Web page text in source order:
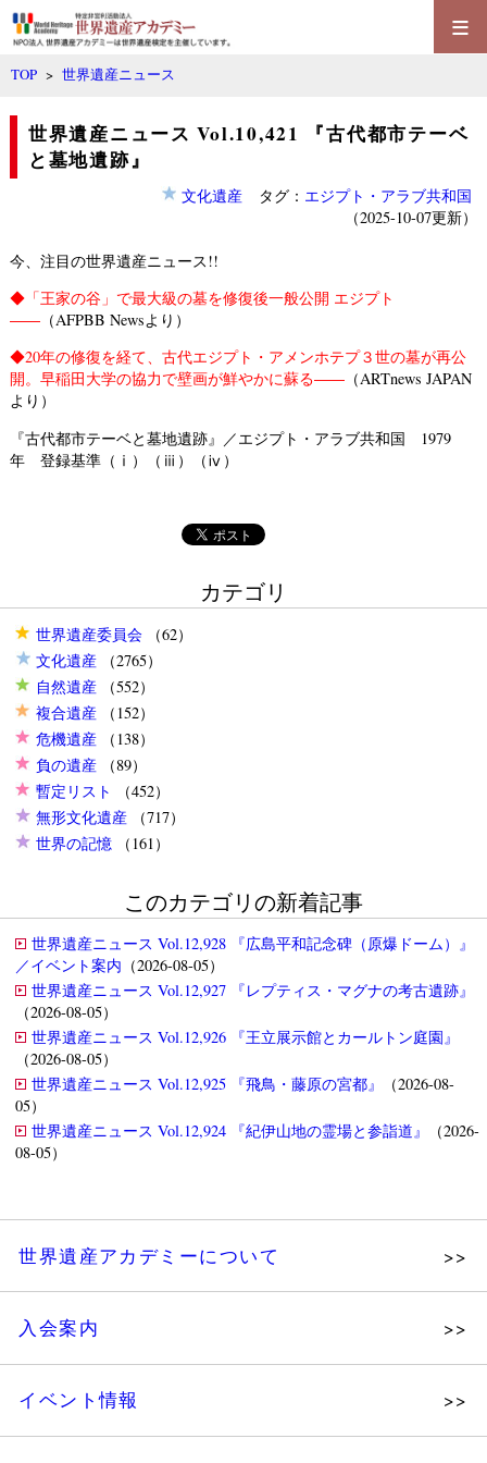
≡
TOP >世界遺産ニュース
世界遺産ニュース Vol.10,421 『古代都市テーベ
と墓地遺跡』
文化遺産タグ： エジプト・アラブ共和国
（2025-10-07更新）
今、注目の世界遺産ニュース!!
◆「王家の谷」で最大級の墓を修復後一般公開 エジプト
――（AFPBB Newsより）
◆20年の修復を経て、古代エジプト・アメンホテプ３世の墓が再公
開。早稲田大学の協力で壁画が鮮やかに蘇る――（ARTnews JAPAN
より）
『古代都市テーベと墓地遺跡』／エジプト・アラブ共和国 1979
年 登録基準（ⅰ）（ⅲ）（ⅳ）
カテゴリ
世界遺産委員会（62）
文化遺産（2765）
自然遺産（552）
複合遺産（152）
危機遺産（138）
負の遺産（89）
暫定リスト
（452）
無形文化遺産（717）
世界の記憶（161）
このカテゴリの新着記事
世界遺産ニュース Vol.12,928 『広島平和記念碑（原爆ドーム）』
／イベント案内 （2026-08-05）
世界遺産ニュース Vol.12,927 『レプティス・マグナの考古遺跡』
（2026-08-05）
世界遺産ニュース Vol.12,926 『王立展示館とカールトン庭園』
（2026-08-05）
世界遺産ニュース Vol.12,925 『飛鳥・藤原の宮都』
（2026-08-
05）
世界遺産ニュース Vol.12,924 『紀伊山地の霊場と参詣道』
（2026-
08-05）
世界遺産アカデミーについて
入会案内
イベント情報